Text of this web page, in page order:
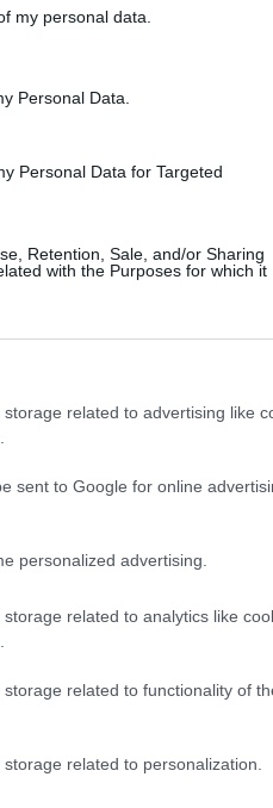
my personal data.
Personal Data.
Personal Data for Targeted
Retention, Sale, and/or Sharing
with the Purposes for which it
related to advertising like
sent to Google for online
personalized advertising.
related to analytics like
related to functionality of
related to personalization.
a blog szerkesztőjéhez. Részletek
esetleg weboldal vagy